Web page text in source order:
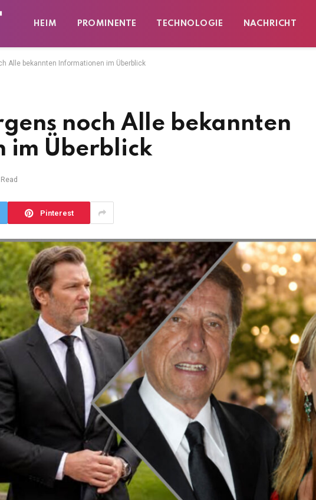
HEIM PROMINENTE TECHNOLOGIE NACHRICHT
Alle bekannten Informationen im Überblick
noch Alle bekannten
im Überblick
Pinterest